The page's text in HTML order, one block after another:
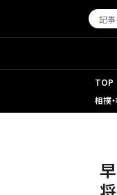
TOP
相撲